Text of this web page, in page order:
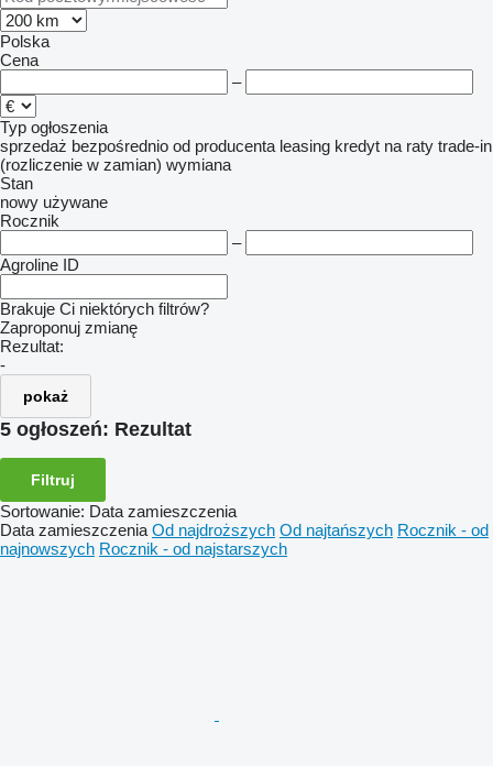
Polska
Cena
–
Typ ogłoszenia
sprzedaż bezpośrednio od producenta leasing kredyt na raty trade-in
(rozliczenie w zamian) wymiana
Stan
nowy używane
Rocznik
–
Agroline ID
Brakuje Ci niektórych filtrów?
Zaproponuj zmianę
Rezultat:
-
pokaż
5 ogłoszeń: Rezultat
Filtruj
Sortowanie: Data zamieszczenia
Data zamieszczenia Od najdroższych Od najtańszych Rocznik - od
najnowszych Rocznik - od najstarszych